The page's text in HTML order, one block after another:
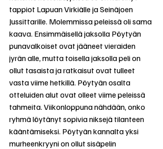
tappiot Lapuan Virkiälle ja Seinäjoen
Jussittarille. Molemmissa peleissä oli sama
kaava. Ensimmäisellä jaksolla Pöytyän
punavalkoiset ovat jääneet vieraiden
jyrän alle, mutta toisella jaksolla peli on
ollut tasaista ja ratkaisut ovat tulleet
vasta viime hetkillä. Pöytyän osalta
otteluiden alut ovat olleet viime peleissä
tahmeita. Viikonloppuna nähdään, onko
ryhmä löytänyt sopivia niksejä tilanteen
kääntämiseksi. Pöytyän kannalta yksi
murheenkryyni on ollut sisäpelin